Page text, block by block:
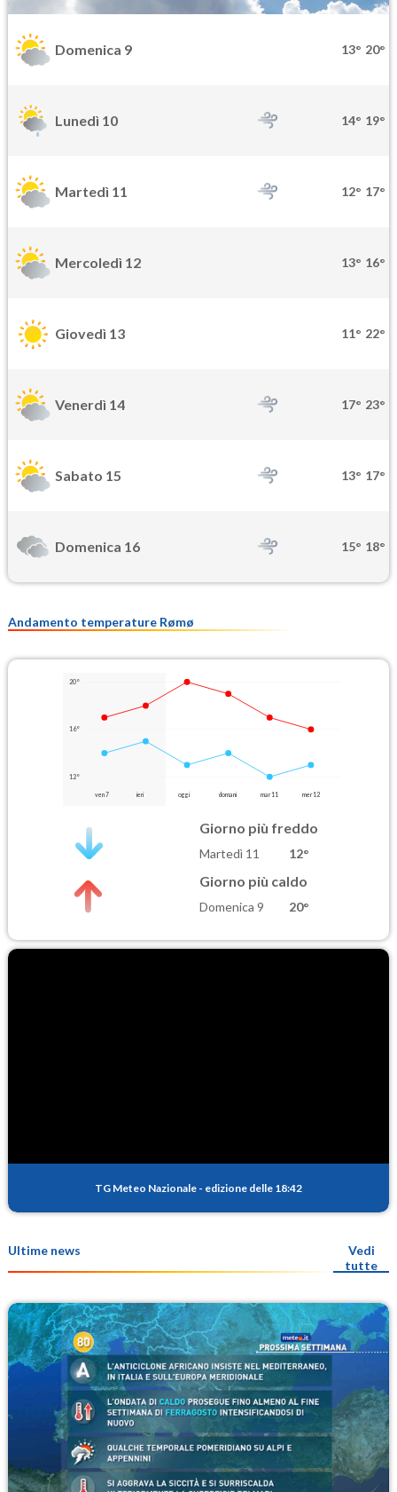
Domenica 9 13° 20°
Lunedì 10 14° 19°
Martedì 11 12° 17°
Mercoledì 12 13° 16°
Giovedì 13 11° 22°
Venerdì 14 17° 23°
Sabato 15 13° 17°
Domenica 16 15° 18°
Andamento temperature Rømø
20°
16°
12°
ven 7 ieri oggi domani mar 11 mer 12
Giorno più freddo
Martedì 11 12°
Giorno più caldo
Domenica 9 20°
TG Meteo Nazionale - edizione delle 18:42
Ultime news
Vedi
tutte